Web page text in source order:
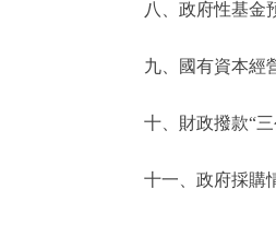
參與調查
走進北京
北京概況
八、政府性基金預
九、國有資本經營
十、財政撥款“三
十一、政府採購